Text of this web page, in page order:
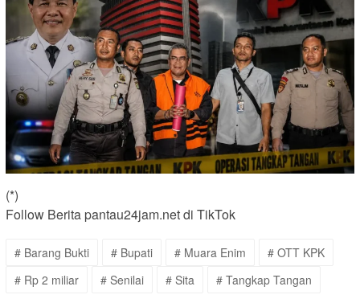
(*)
Follow Berita pantau24jam.net di TikTok
# Barang Bukti # Bupati # Muara Enim
# OTT KPK
# Rp 2 miliar
# Senilai # Sita # Tangkap Tangan